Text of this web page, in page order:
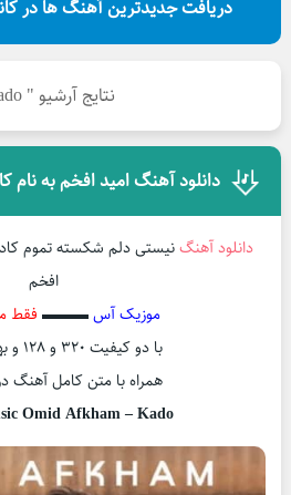
دریافت جدیدترین آهنگ ها در
نتایج آرشیو " Kado "
دانلود آهنگ امید افخم به نام
دانلود آهنگنیستی دلم شکسته تموم
افخم
موزیک آس▬▬▬ فقط
با دو کیفیت ۳۲۰ و ۱۲۸ و بهترین کیفیت
همراه با متن کامل آهنگ
Omid Afkham – Kado